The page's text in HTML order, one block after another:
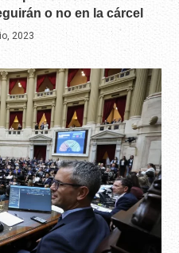
o no en la cárcel
2023